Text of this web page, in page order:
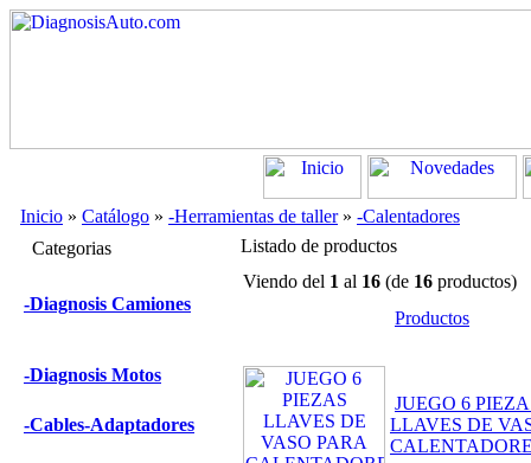
Inicio » Catálogo » -Herramientas de taller» -Calentadores
Categorias
-Diagnosis Camiones
-Diagnosis Motos
-Cables-Adaptadores
Listado de productos
Viendo del 1 al 16 (de 16 productos)
Productos
JUEGO 6
LLAVES DE